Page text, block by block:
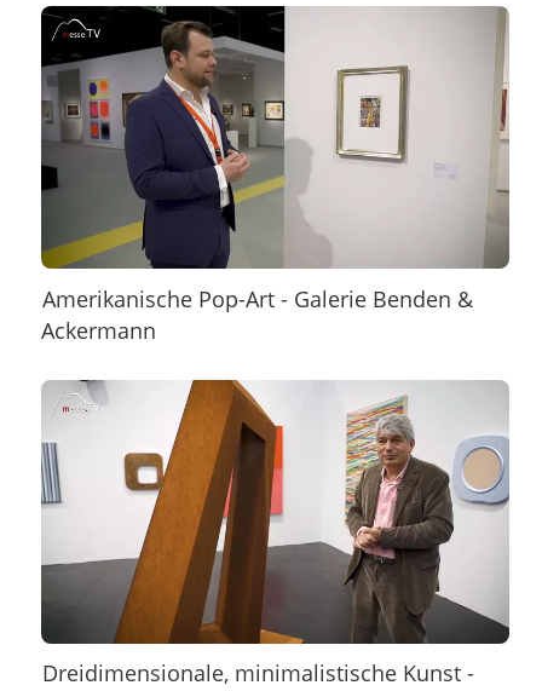
Amerikanische Pop-Art - Galerie Benden &
Ackermann
Dreidimensionale, minimalistische Kunst -